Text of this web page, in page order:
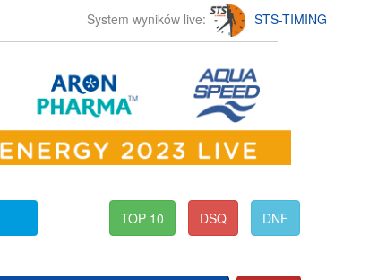
System wyników live: STS-TIMING
TOP 10 DSQ DNF